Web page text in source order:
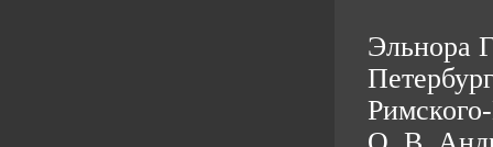
Эльнора